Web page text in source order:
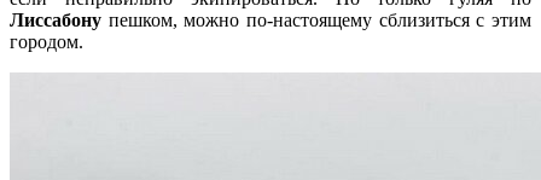
Лиссабону пешком, можно по-настоящему сблизиться с этим
городом.